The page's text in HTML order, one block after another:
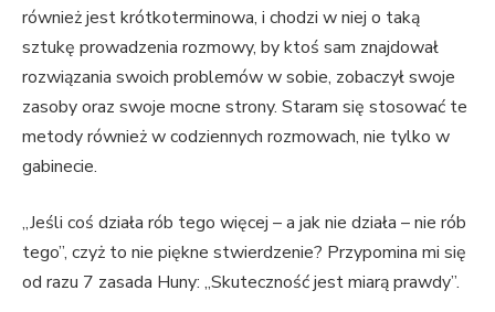
również jest krótkoterminowa, i chodzi w niej o taką
sztukę prowadzenia rozmowy, by ktoś sam znajdował
rozwiązania swoich problemów w sobie, zobaczył swoje
zasoby oraz swoje mocne strony. Staram się stosować te
metody również w codziennych rozmowach, nie tylko w
gabinecie.
„Jeśli coś działa rób tego więcej – a jak nie działa – nie rób
tego”, czyż to nie piękne stwierdzenie? Przypomina mi się
od razu 7 zasada Huny: „Skuteczność jest miarą prawdy”.